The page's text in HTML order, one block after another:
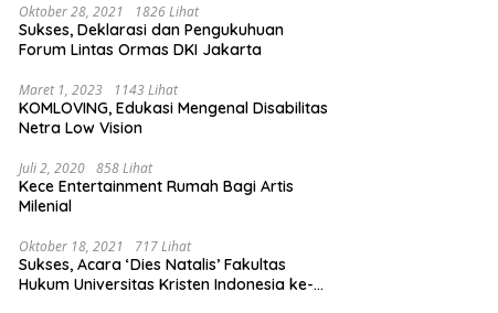
Oktober 28, 2021 1826 Lihat
Sukses, Deklarasi dan Pengukuhuan
Forum Lintas Ormas DKI Jakarta
Maret 1, 2023 1143 Lihat
KOMLOVING, Edukasi Mengenal Disabilitas
Netra Low Vision
Juli 2, 2020 858 Lihat
Kece Entertainment Rumah Bagi Artis
Milenial
Oktober 18, 2021 717 Lihat
Sukses, Acara ‘Dies Natalis’ Fakultas
Hukum Universitas Kristen Indonesia ke-